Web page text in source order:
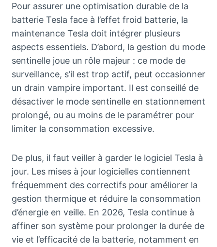
Pour assurer une optimisation durable de la
batterie Tesla face à l’effet froid batterie, la
maintenance Tesla doit intégrer plusieurs
aspects essentiels. D’abord, la gestion du mode
sentinelle joue un rôle majeur : ce mode de
surveillance, s’il est trop actif, peut occasionner
un drain vampire important. Il est conseillé de
désactiver le mode sentinelle en stationnement
prolongé, ou au moins de le paramétrer pour
limiter la consommation excessive.
De plus, il faut veiller à garder le logiciel Tesla à
jour. Les mises à jour logicielles contiennent
fréquemment des correctifs pour améliorer la
gestion thermique et réduire la consommation
d’énergie en veille. En 2026, Tesla continue à
affiner son système pour prolonger la durée de
vie et l’efficacité de la batterie, notamment en